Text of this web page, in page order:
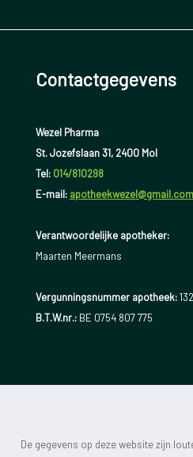
Contactgegevens
Wezel Pharma
St. Jozefslaan 31, 2400 Mol
Tel: 014/810298
E-mail: apotheekwezel@gmail.com
Verantwoordelijke apotheker:
Maarten Meermans
Vergunningsnummer apotheek:
B.T.W.nr.:BE 0754 807 775
De gegevens op deze website zijn